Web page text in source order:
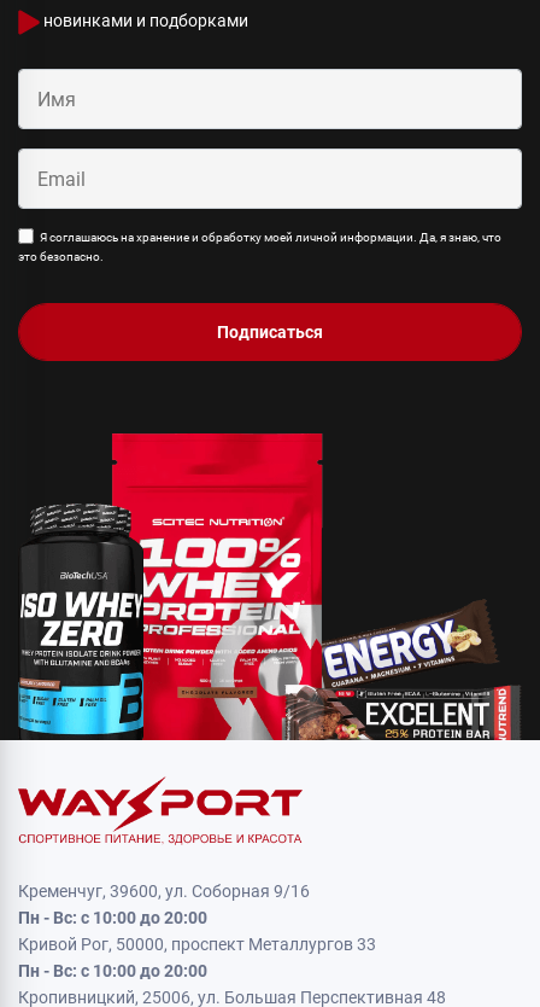
новинками и подборками
Я соглашаюсь на хранение и обработку моей личной информации. Да, я знаю, что
это безопасно.
Подписаться
Кременчуг, 39600, ул. Соборная 9/16
Пн - Вс: с 10:00 до 20:00
Кривой Рог, 50000, проспект Металлургов 33
Пн - Вс: с 10:00 до 20:00
Кропивницкий, 25006, ул. Большая Перспективная 48